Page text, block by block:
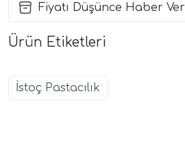
Fiyatı Düşünce Haber Ver
Ürün Etiketleri
İstoç Pastacılık